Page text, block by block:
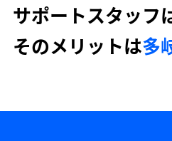
サポートスタッフ
そのメリットは多